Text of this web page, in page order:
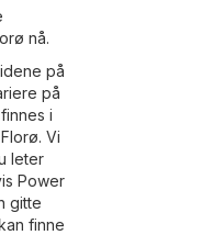
nå.
på
på
i
Vi
leter
Power
gitte
finne